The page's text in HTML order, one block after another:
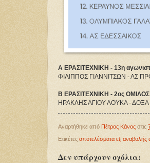
Α ΕΡΑΣΙΤΕΧΝΙΚΗ - 13η
ΦΙΛΙΠΠΟΣ ΓΙΑΝΝΙΤΣΩΝ - ΑΣ
Β ΕΡΑΣΙΤΕΧΝΙΚΗ - 2ος ΟΜΙΛΟΣ
ΗΡΑΚΛΗΣ ΑΓΙΟΥ ΛΟΥΚΑ -
Αναρτήθηκε από Πέτρος Κάνος στις
Ετικέτες αποτελέσματα εξ
Δεν υπάρχουν σχόλια: